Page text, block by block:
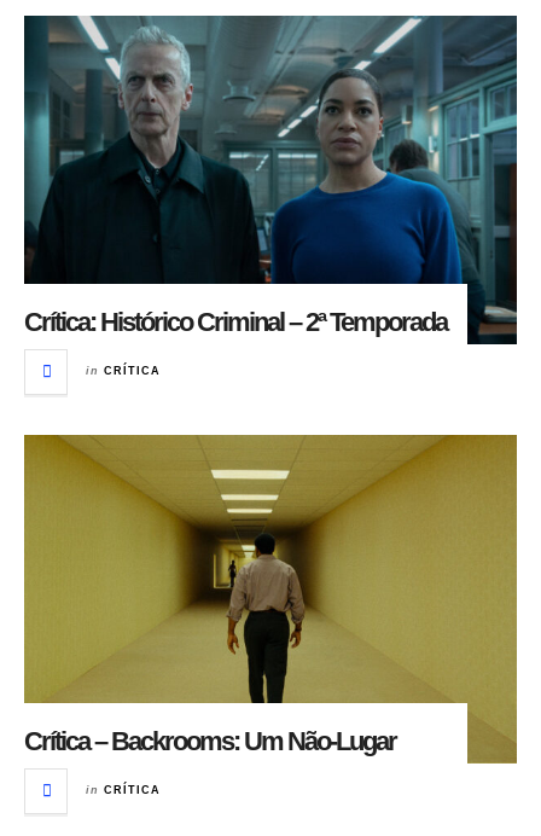
Crítica: Histórico Criminal – 2ª Temporada
in CRÍTICA
Crítica – Backrooms: Um Não-Lugar
in CRÍTICA